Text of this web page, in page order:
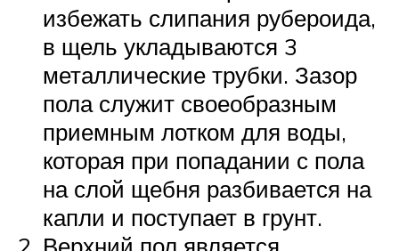
избежать слипания рубероида,
в щель укладываются 3
металлические трубки. Зазор
пола служит своеобразным
приемным лотком для воды,
которая при попадании с пола
на слой щебня разбивается на
капли и поступает в грунт.